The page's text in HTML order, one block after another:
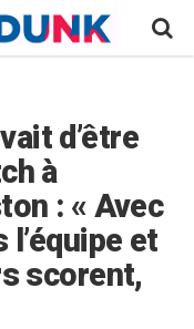
d’être
à
: « Avec
l’équipe et
scorent,